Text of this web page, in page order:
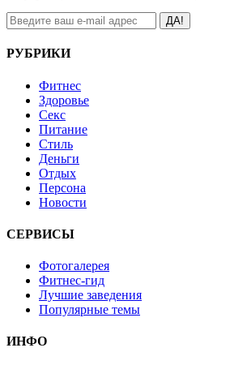
ДА!
РУБРИКИ
Фитнес
Здоровье
Секс
Питание
Стиль
Деньги
Отдых
Персона
Новости
СЕРВИСЫ
Фотогалерея
Фитнес-гид
Лучшие заведения
Популярные темы
ИНФО